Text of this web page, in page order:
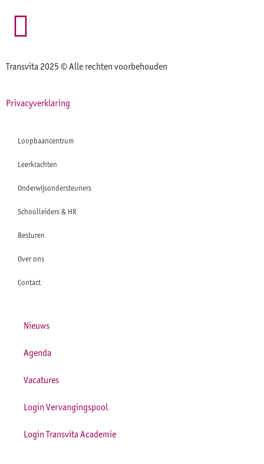
Transvita 2025 © Alle rechten voorbehouden
Privacyverklaring
Loopbaancentrum
Leerkrachten
Onderwijsondersteuners
Schoolleiders & HR
Besturen
Over ons
Contact
Nieuws
Agenda
Vacatures
Login Vervangingspool
Login Transvita Academie